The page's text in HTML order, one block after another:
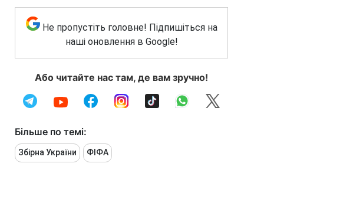
Не пропустіть головне! Підпишіться на
наші оновлення в Google!
Або читайте нас там, де вам зручно!
Більше по темі:
Збірна України ФІФА